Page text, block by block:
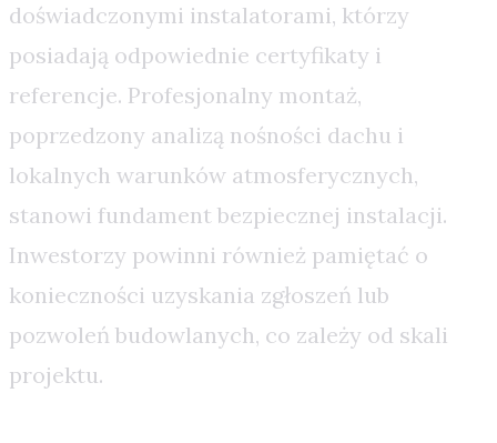
doświadczonymi instalatorami, którzy
posiadają odpowiednie certyfikaty i
referencje. Profesjonalny montaż,
poprzedzony analizą nośności dachu i
lokalnych warunków atmosferycznych,
stanowi fundament bezpiecznej instalacji.
Inwestorzy powinni również pamiętać o
konieczności uzyskania zgłoszeń lub
pozwoleń budowlanych, co zależy od skali
projektu.